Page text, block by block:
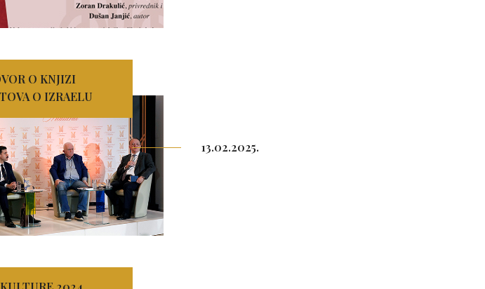
O KNJIZI
O IZRAELU
13.02.2025.